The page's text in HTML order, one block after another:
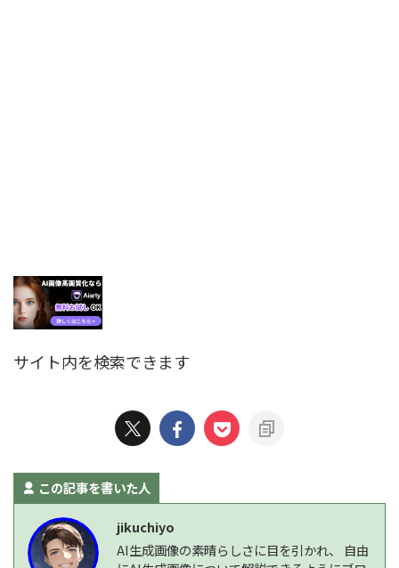
サイト内を検索できます
この記事を書いた人
jikuchiyo
AI生成画像の素晴らしさに目を引かれ、 自由